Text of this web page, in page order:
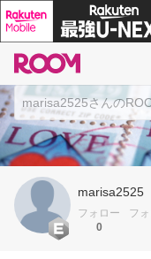
marisa2525
フォロー
0
フ